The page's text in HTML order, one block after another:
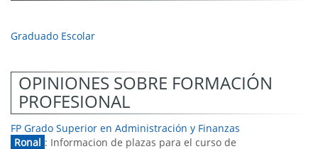
Graduado Escolar
OPINIONES SOBRE FORMACIÓN
PROFESIONAL
FP Grado Superior en Administración y Finanzas
Ronal : Informacion de plazas para el curso de